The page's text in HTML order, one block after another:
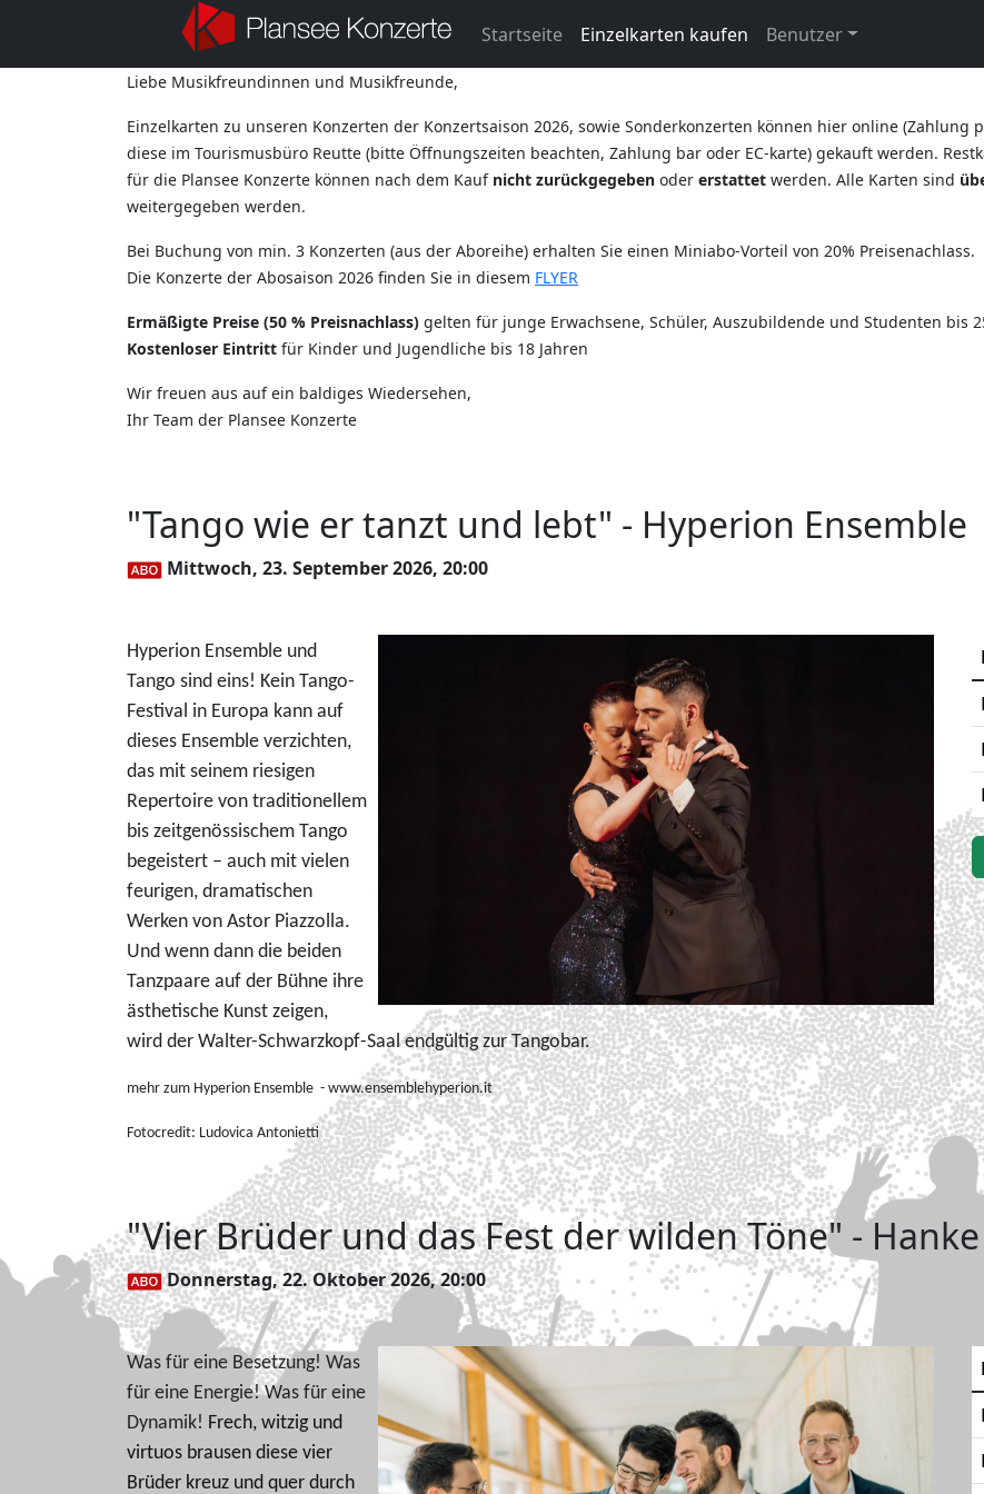
Startseite Einzelkarten kaufen Benutzer
Liebe Musikfreundinnen und Musikfreunde,
Einzelkarten zu unseren Konzerten der Konzertsaison 2026, sowie Sonderkonzerten können hier online (Zahlung
diese im Tourismusbüro Reutte (bitte Öffnungszeiten beachten, Zahlung bar oder EC-karte) gekauft werden.
für die Plansee Konzerte können nach dem Kauf nicht zurückgegeben oder erstattet werden. Alle Karten sind
weitergegeben werden.
Bei Buchung von min. 3 Konzerten (aus der Aboreihe) erhalten Sie einen Miniabo-Vorteil von 20% Preisenachlass.
Die Konzerte der Abosaison 2026 finden Sie in diesem FLYER
Ermäßigte Preise (50 % Preisnachlass) gelten für junge Erwachsene, Schüler, Auszubildende und Studenten bis
Kostenloser Eintritt für Kinder und Jugendliche bis 18 Jahren
Wir freuen aus auf ein baldiges Wiedersehen,
Ihr Team der Plansee Konzerte
"Tango wie er tanzt und lebt" - Hyperion Ensemble
Mittwoch, 23. September 2026, 20:00
Hyperion Ensemble und
Tango sind eins! Kein Tango-
Festival in Europa kann auf
dieses Ensemble verzichten,
das mit seinem riesigen
Repertoire von traditionellem
bis zeitgenössischem Tango
begeistert – auch mit vielen
feurigen, dramatischen
Werken von Astor Piazzolla.
Und wenn dann die beiden
Tanzpaare auf der Bühne ihre
ästhetische Kunst zeigen,
wird der Walter-Schwarzkopf-Saal endgültig zur Tangobar.
mehr zum Hyperion Ensemble - www.ensemblehyperion.it
Fotocredit: Ludovica Antonietti
"Vier Brüder und das Fest der wilden Töne" -
Donnerstag, 22. Oktober 2026, 20:00
Was für eine Besetzung! Was
für eine Energie! Was für eine
Dynamik! Frech, witzig und
virtuos brausen diese vier
Brüder kreuz und quer durch